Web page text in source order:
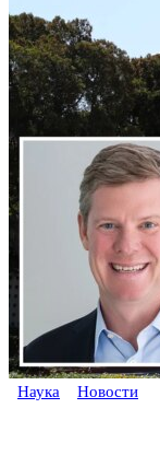
Наука Новости